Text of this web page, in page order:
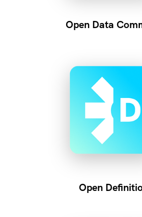
Open Data
Open